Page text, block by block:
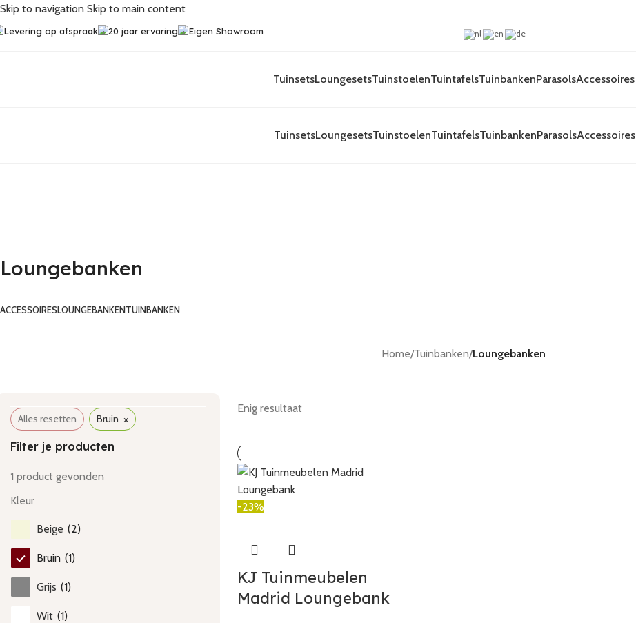
Skip to navigation Skip to main content
Levering op afspraak 20 jaar ervaring Eigen Showroom
TuinsetsLoungesetsTuinstoelenTuintafelsTuinbankenParasolsAccessoires
TuinsetsLoungesetsTuinstoelenTuintafelsTuinbankenParasolsAccessoires
Loungebanken
ACCESSOIRESLOUNGEBANKENTUINBANKEN
Home/Tuinbanken/Loungebanken
Alles resetten Bruin ×
Filter je producten
1 product gevonden
Kleur
Beige (2)
Bruin (1)
Grijs (1)
Wit (1)
Enig resultaat
-23%
KJ Tuinmeubelen
Madrid Loungebank